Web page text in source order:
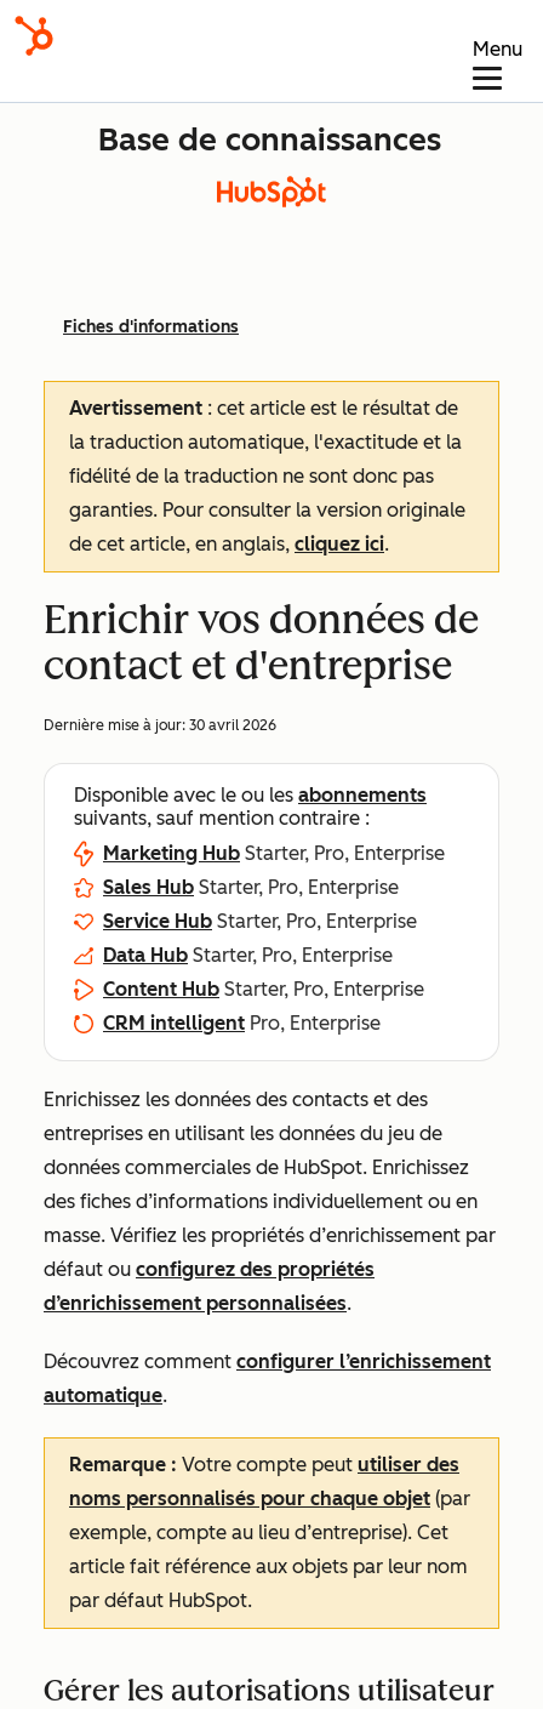
Menu
Base de connaissances
Fiches d'informations
Avertissement : cet article est le résultat de
la traduction automatique, l'exactitude et la
fidélité de la traduction ne sont donc pas
garanties. Pour consulter la version originale
de cet article, en anglais, cliquez ici.
Enrichir vos données de
contact et d'entreprise
Dernière mise à jour: 30 avril 2026
Disponible avec le ou les abonnements
suivants, sauf mention contraire :
Marketing Hub Starter, Pro, Enterprise
Sales Hub Starter, Pro, Enterprise
Service Hub Starter, Pro, Enterprise
Data Hub Starter, Pro, Enterprise
Content Hub Starter, Pro, Enterprise
CRM intelligent Pro, Enterprise
Enrichissez les données des contacts et des
entreprises en utilisant les données du jeu de
données commerciales de HubSpot. Enrichissez
des fiches d’informations individuellement ou en
masse. Vérifiez les propriétés d’enrichissement par
défaut ou configurez des propriétés
d’enrichissement personnalisées.
Découvrez comment configurer l’enrichissement
automatique.
Remarque : Votre compte peut utiliser des
noms personnalisés pour chaque objet (par
exemple, compte au lieu d’entreprise). Cet
article fait référence aux objets par leur nom
par défaut HubSpot.
Gérer les autorisations utilisateur